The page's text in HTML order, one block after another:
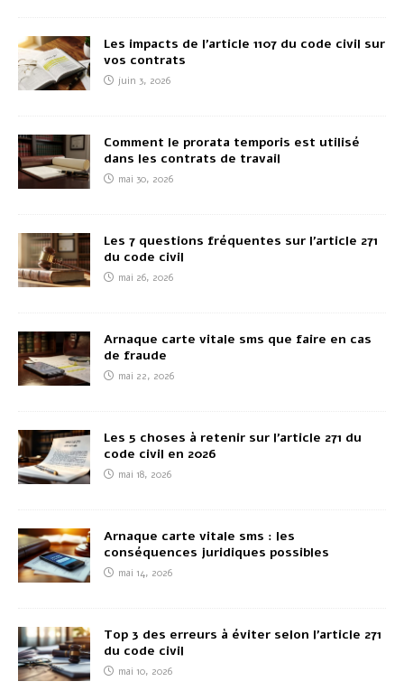
Les impacts de l’article 1107 du code civil sur
vos contrats
juin 3, 2026
Comment le prorata temporis est utilisé
dans les contrats de travail
mai 30, 2026
Les 7 questions fréquentes sur l’article 271
du code civil
mai 26, 2026
Arnaque carte vitale sms que faire en cas
de fraude
mai 22, 2026
Les 5 choses à retenir sur l’article 271 du
code civil en 2026
mai 18, 2026
Arnaque carte vitale sms : les
conséquences juridiques possibles
mai 14, 2026
Top 3 des erreurs à éviter selon l’article 271
du code civil
mai 10, 2026